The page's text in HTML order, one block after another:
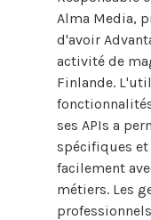
Alma Media,
d'avoir
activité de
Finlande.
ses APIs a
spécifiques
facilement
métiers. Les